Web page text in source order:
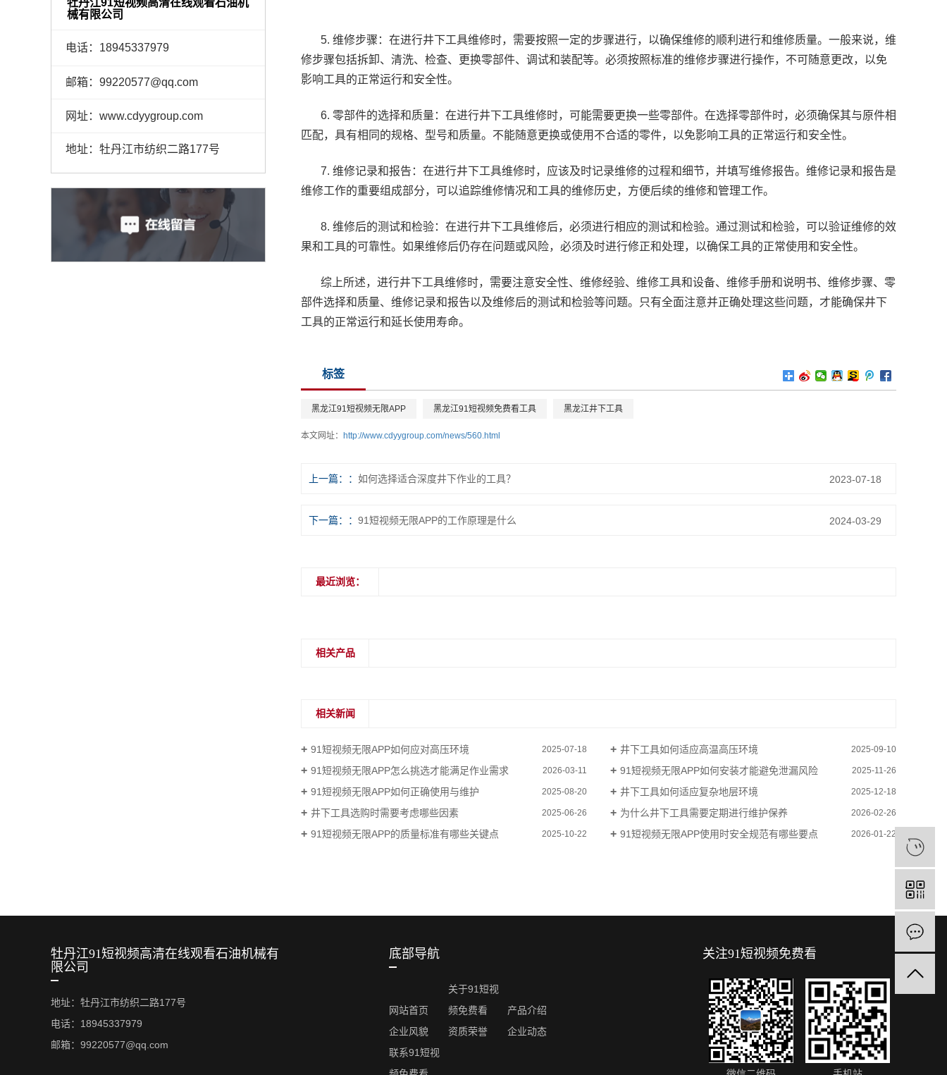
械有限公司
电话：18945337979
邮箱：99220577@qq.com
网址：www.cdyygroup.com
地址：牡丹江市纺织二路177号
5. 维修步骤：在进行井下工具维修时，需要按照一定的步骤进行，以确保维修的顺利进行和维修质量。一般来说，维
修步骤包括拆卸、清洗、检查、更换零部件、调试和装配等。必须按照标准的维修步骤进行操作，不可随意更改，以免
影响工具的正常运行和安全性。
6. 零部件的选择和质量：在进行井下工具维修时，可能需要更换一些零部件。在选择零部件时，必须确保其与原件相
匹配，具有相同的规格、型号和质量。不能随意更换或使用不合适的零件，以免影响工具的正常运行和安全性。
7. 维修记录和报告：在进行井下工具维修时，应该及时记录维修的过程和细节，并填写维修报告。维修记录和报告是
维修工作的重要组成部分，可以追踪维修情况和工具的维修历史，方便后续的维修和管理工作。
8. 维修后的测试和检验：在进行井下工具维修后，必须进行相应的测试和检验。通过测试和检验，可以验证维修的效
果和工具的可靠性。如果维修后仍存在问题或风险，必须及时进行修正和处理，以确保工具的正常使用和安全性。
综上所述，进行井下工具维修时，需要注意安全性、维修经验、维修工具和设备、维修手册和说明书、维修步骤、零
部件选择和质量、维修记录和报告以及维修后的测试和检验等问题。只有全面注意并正确处理这些问题，才能确保井下
工具的正常运行和延长使用寿命。
标签
黑龙江91短视频无限APP 黑龙江91短视频免费看工具 黑龙江井下工具
本文网址： http://www.cdyygroup.com/news/560.html
上一篇： 如何选择适合深度井下作业的工具？ 2023-07-18
下一篇： 91短视频无限APP的工作原理是什么 2024-03-29
最近浏览：
相关产品
相关新闻
91短视频无限APP如何应对高压环境 2025-07-18 井下工具如何适应高温高压环境 2025-09-10
91短视频无限APP怎么挑选才能满足作业需求 2026-03-11 91短视频无限APP如何安装才能避免泄漏风险 2025-11-26
91短视频无限APP如何正确使用与维护 2025-08-20 井下工具如何适应复杂地层环境 2025-12-18
井下工具选购时需要考虑哪些因素 2025-06-26 为什么井下工具需要定期进行维护保养 2026-02-26
91短视频无限APP的质量标准有哪些关键点 2025-10-22 91短视频无限APP使用时安全规范有哪些要点 2026-01-22
牡丹江91短视频高清在线观看石油机械有
限公司
地址：牡丹江市纺织二路177号
电话：18945337979
邮箱：99220577@qq.com
底部导航
网站首页
关于91短视
频免费看
产品介绍
企业风貌
资质荣誉
企业动态
联系91短视
关注91短视频免费看